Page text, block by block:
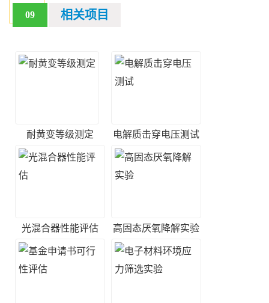
09 相关项目
耐黄变等级测定 电解质击穿电压测试
光混合器性能评估 高固态厌氧降解实验